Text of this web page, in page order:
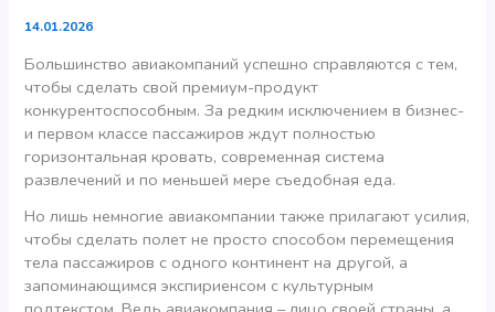
14.01.2026
Большинство авиакомпаний успешно справляются с тем,
чтобы сделать свой премиум-продукт
конкурентоспособным. За редким исключением в бизнес-
и первом классе пассажиров ждут полностью
горизонтальная кровать, современная система
развлечений и по меньшей мере съедобная еда.
Но лишь немногие авиакомпании также прилагают усилия,
чтобы сделать полет не просто способом перемещения
тела пассажиров с одного континент на другой, а
запоминающимся экспириенсом с культурным